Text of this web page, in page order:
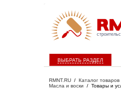
ВЫБРАТЬ РАЗДЕЛ
RMNT.RU / Каталог товаров
Масла и воски / Товары и